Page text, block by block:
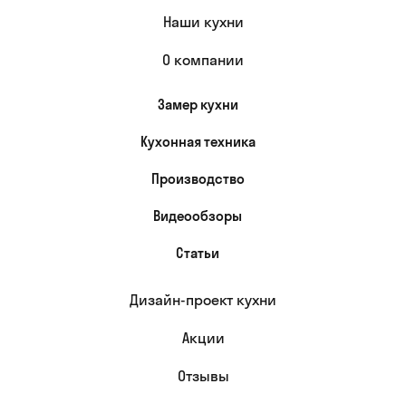
Наши кухни
О компании
Замер кухни
Кухонная техника
Производство
Видеообзоры
Статьи
Дизайн-проект кухни
Акции
Отзывы